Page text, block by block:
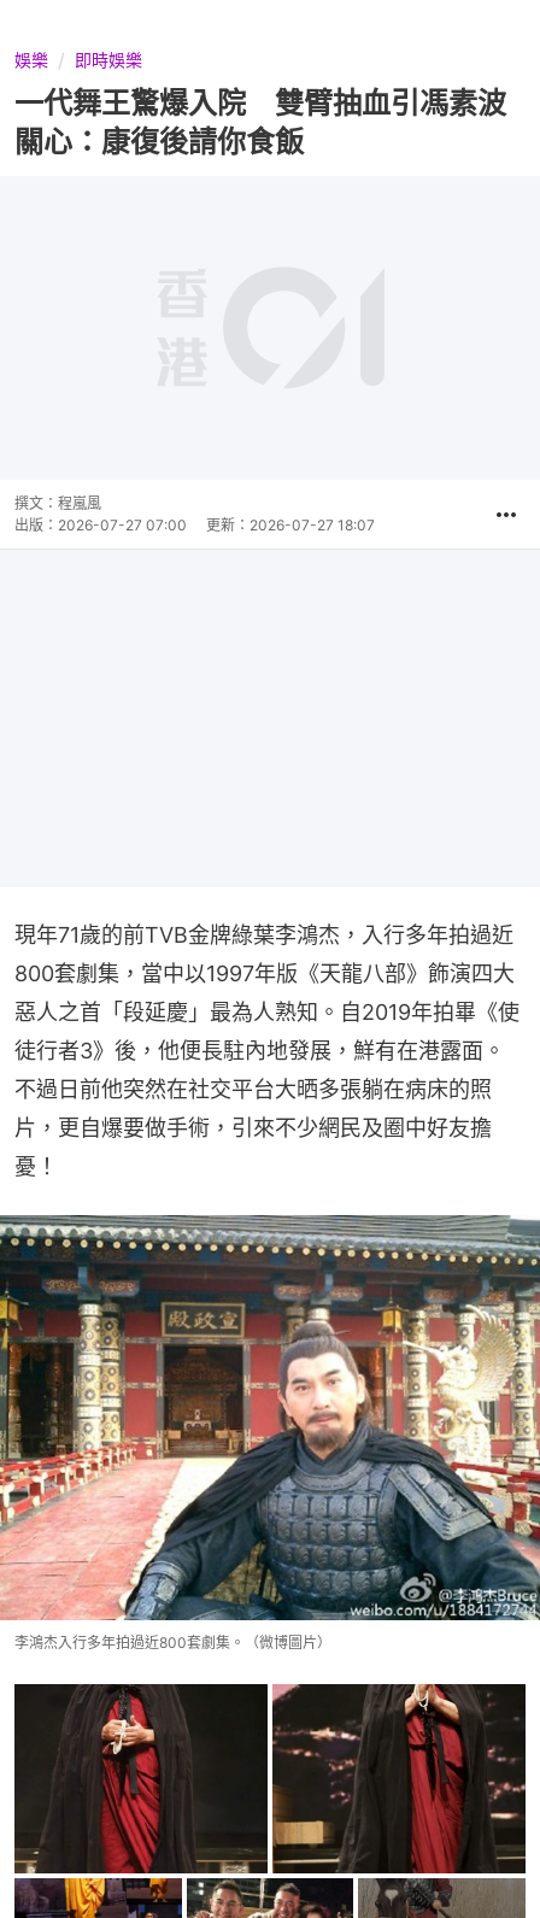
娛樂 即時娛樂
一代舞王驚爆入院 雙臂抽血引馮素波
關心：康復後請你食飯
撰文： 程嵐風
出版： 2026-07-27 07:00 更新： 2026-07-27 18:07
現年71歲的前TVB金牌綠葉李鴻杰，入行多年拍過近
800套劇集，當中以1997年版《天龍八部》飾演四大
惡人之首「段延慶」最為人熟知。自2019年拍畢《使
徒行者3》後，他便長駐內地發展，鮮有在港露面。
不過日前他突然在社交平台大晒多張躺在病床的照
片，更自爆要做手術，引來不少網民及圈中好友擔
憂！
李鴻杰入行多年拍過近800套劇集。（微博圖片）